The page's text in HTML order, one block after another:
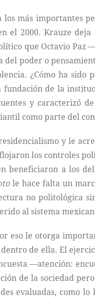
más importantes
el 2000. Krauze
que Octavio Paz
poder o
¿Cómo ha
de la
y caracterizó
como parte del
y le
los controles
beneficiaron a los
le hace falta un
no politológica
al sistema
eso le otorga
de ella. El
—atención:
de la sociedad
evaluadas, como